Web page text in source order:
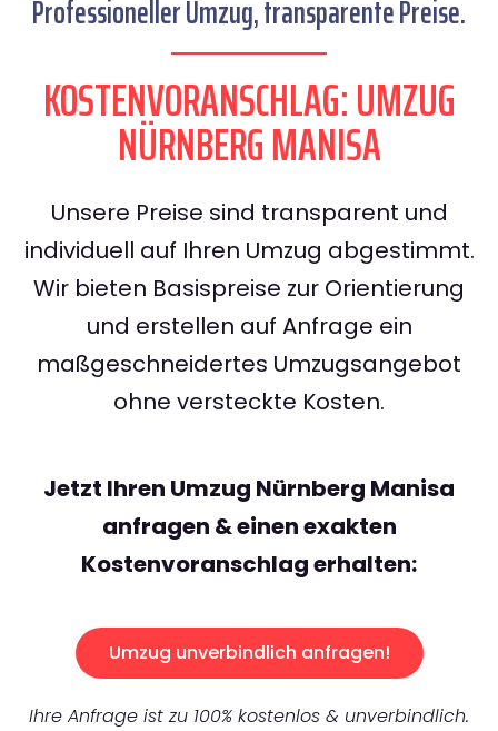
Professioneller Umzug, transparente Preise.
KOSTENVORANSCHLAG: UMZUG
NÜRNBERG MANISA
Unsere Preise sind transparent und
individuell auf Ihren Umzug abgestimmt.
Wir bieten Basispreise zur Orientierung
und erstellen auf Anfrage ein
maßgeschneidertes Umzugsangebot
ohne versteckte Kosten.
Jetzt Ihren Umzug Nürnberg Manisa
anfragen & einen exakten
Kostenvoranschlag erhalten:
Umzug unverbindlich anfragen!
Ihre Anfrage ist zu 100% kostenlos & unverbindlich.